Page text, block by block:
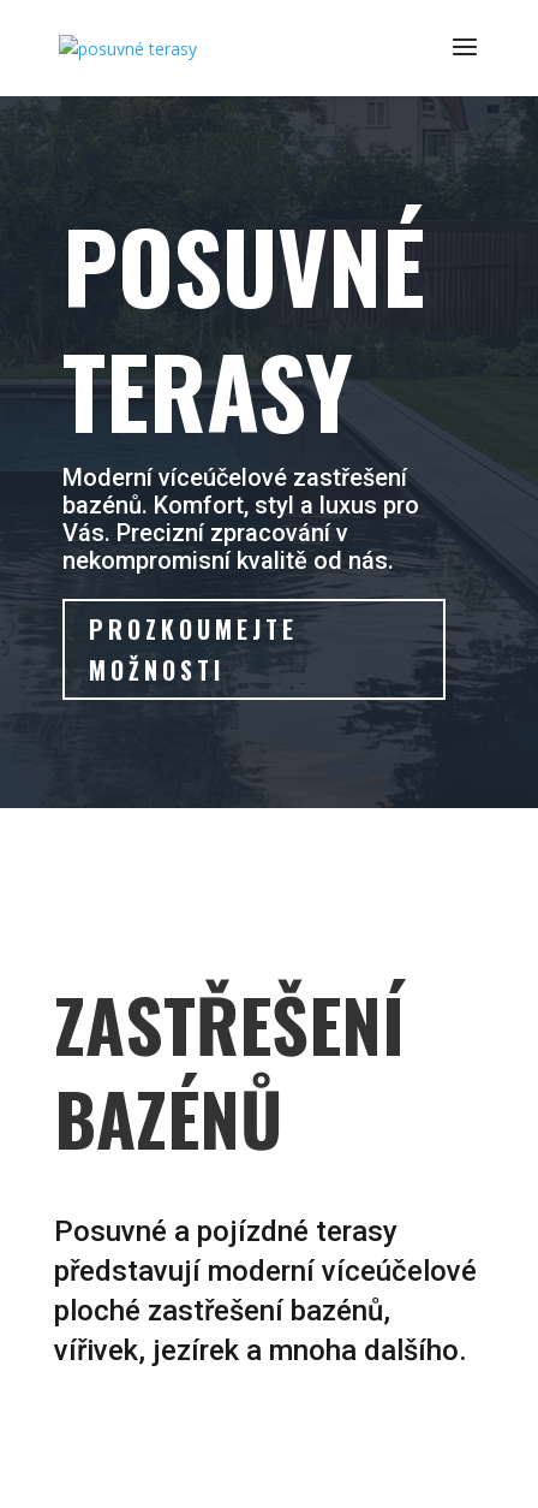
POSUVNÉ
TERASY
Moderní víceúčelové zastřešení
bazénů. Komfort, styl a luxus pro
Vás. Precizní zpracování v
nekompromisní kvalitě od nás.
PROZKOUMEJTE
MOŽNOSTI
ZASTŘEŠENÍ
BAZÉNŮ
Posuvné a pojízdné terasy
představují moderní víceúčelové
ploché zastřešení bazénů,
vířivek, jezírek a mnoha dalšího.